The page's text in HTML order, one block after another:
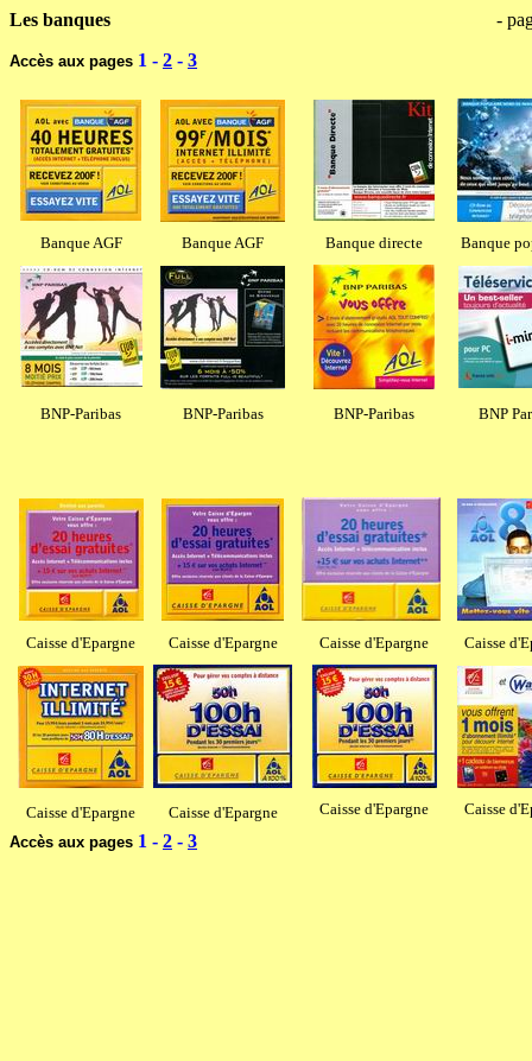
Les banques -
Accès aux pages 1 - 2 - 3
Banque AGF Banque AGF Banque directe Banque
BNP-Paribas BNP-Paribas BNP-Paribas BNP
Caisse d'Epargne Caisse d'Epargne Caisse d'Epargne Caisse
Caisse d'Epargne Caisse d'Epargne Caisse d'Epargne
Caisse
Accès aux pages 1 - 2 - 3